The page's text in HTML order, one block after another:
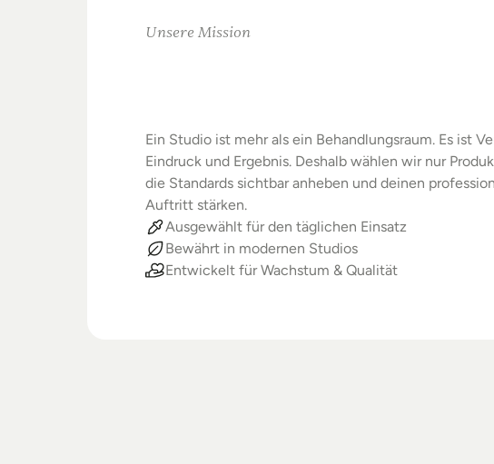
Unsere Mission
Ein Studio ist mehr als ein Behandlungsraum. Es ist
Eindruck und Ergebnis. Deshalb wählen wir nur
die Standards sichtbar anheben und deinen
Auftritt stärken.
Ausgewählt für den täglichen Einsatz
Bewährt in modernen Studios
Entwickelt für Wachstum & Qualität